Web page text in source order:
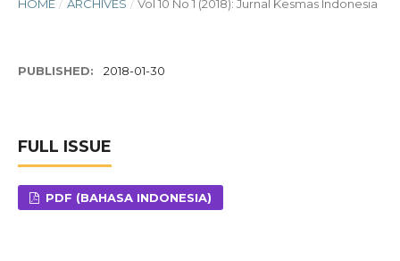
HOME / ARCHIVES / Vol 10 No 1 (2018): Jurnal Kesmas Indonesia
PUBLISHED: 2018-01-30
FULL ISSUE
PDF (BAHASA INDONESIA)